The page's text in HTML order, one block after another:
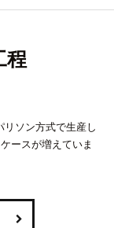
程
ソン方式で生産し
ースが増えていま